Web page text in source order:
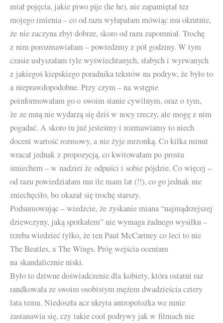
miał pojęcia, jakie piwo pije (he he), nie zapamiętał tez
mojego imienia – co od razu wyłapałam mówiąc mu okrutnie,
że nie zaczyna zbyt dobrze, skoro od razu zapomniał. Trochę
z nim porozmawiałam – powiedzmy z pół godziny. W tym
czasie usłyszałam tyle wyświechtanych, słabych i wyrwanych
z jakiegoś kiepskiego poradnika tekstów na podryw, że było to
a nieprawdopodobne. Przy czym – na wstępie
poinformowałam go o swoim stanie cywilnym, oraz o tym,
że ze mną nie wydarzą się dziś w nocy rzeczy, ale mogę z nim
pogadać. A skoro tu już jesteśmy i rozmawiamy to niech
doceni wartość rozmowy, a nie żyje mrzonką. Co kilka minut
wracał jednak z propozycją, co kwitowałam po prostu
śmiechem – w nadziei że odpuści i sobie pójdzie. Co więcej –
od razu powiedziałam mu ile mam lat (!!), co go jednak nie
zniechęciło, bo okazał się trochę starszy.
Podsumowując – wiedzcie, że zyskanie miana “najmądrzejszej
dziewczyny, jaką spotkałem” nie wymaga żadnego wysiłku –
trzeba wiedzieć tylko, że ten Paul McCartney co leci to nie
The Beatles, a The Wings. Próg wejścia oceniam
na skandalicznie niski.
Było to dziwne doświadczenie dla kobiety, która ostatni raz
randkowała ze swoim osobistym mężem dwadzieścia cztery
lata temu. Niedoszła acz ukryta antropolożka we mnie
zastanawia się, czy takie cool podrywy jak w filmach nie